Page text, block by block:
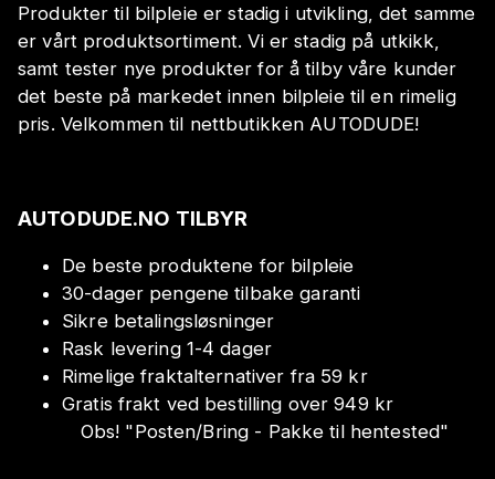
Produkter til bilpleie er stadig i utvikling, det samme
er vårt produktsortiment. Vi er stadig på utkikk,
samt tester nye produkter for å tilby våre kunder
det beste på markedet innen bilpleie til en rimelig
pris. Velkommen til nettbutikken AUTODUDE!
AUTODUDE.NO TILBYR
De beste produktene for bilpleie
30-dager pengene tilbake garanti
Sikre betalingsløsninger
Rask levering 1-4 dager
Rimelige fraktalternativer fra 59 kr
Gratis frakt ved bestilling over 949 kr
Obs! "Posten/Bring - Pakke til hentested"